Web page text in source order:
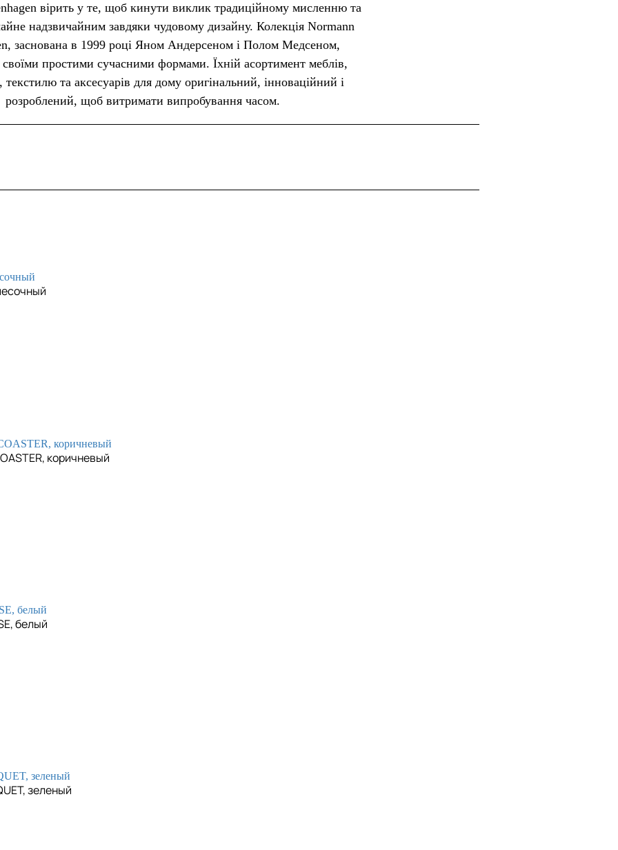
вірить у те, щоб кинути виклик традиційному мисленню та
надзвичайним завдяки чудовому дизайну. Колекція Normann
заснована в 1999 році Яном Андерсеном і Полом Медсеном,
своїми простими сучасними формами. Їхній асортимент меблів,
текстилю та аксесуарів для дому оригінальний, інноваційний і
розроблений, щоб витримати випробування часом.
коричневый
белый
зеленый